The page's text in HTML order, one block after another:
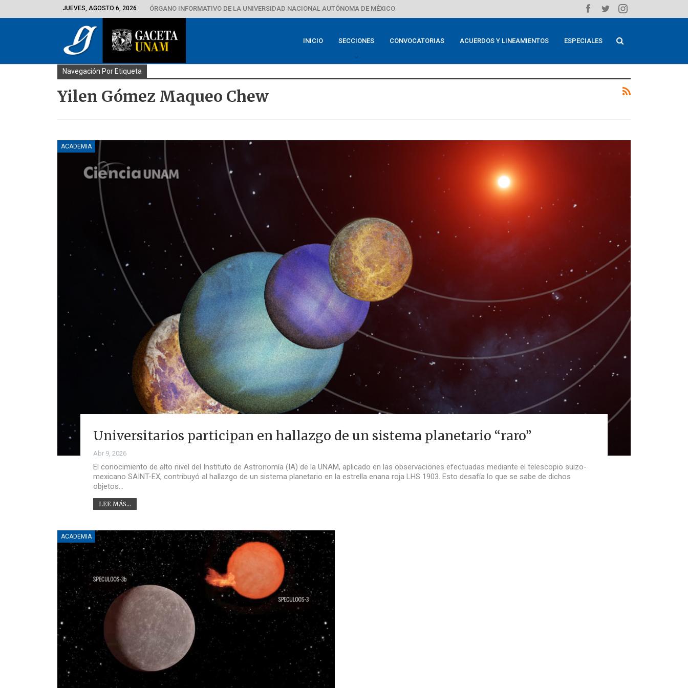
JUEVES, AGOSTO 6, 2026 ÓRGANO INFORMATIVO DE LA UNIVERSIDAD NACIONAL AUTÓNOMA DE MÉXICO
INICIO SECCIONES CONVOCATORIAS ACUERDOS Y LINEAMIENTOS ESPECIALES
Navegación Por Etiqueta
Yilen Gómez Maqueo Chew
ACADEMIA
Universitarios participan en hallazgo de un sistema planetario “raro”
Abr 9, 2026
El conocimiento de alto nivel del Instituto de Astronomía (IA) de la UNAM, aplicado en las observaciones efectuadas mediante el telescopio suizo-
mexicano SAINT-EX, contribuyó al hallazgo de un sistema planetario en la estrella enana roja LHS 1903. Esto desafía lo que se sabe de dichos
objetos…
LEE MÁS...
ACADEMIA